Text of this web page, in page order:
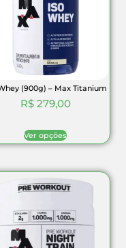
(900g) – Max Titanium
R$279,00
Ver opções